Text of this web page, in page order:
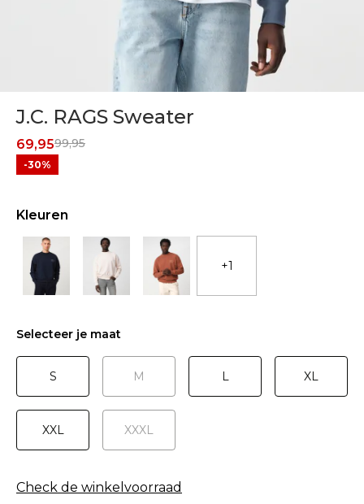
J.C. RAGS Sweater
99,95
69,95
-30%
Kleuren
+1
Selecteer je maat
S M L XL
XXL XXXL
Check de winkelvoorraad